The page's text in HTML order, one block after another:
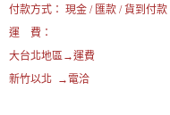
付款方式： 現金 / 匯款 / 貨到付款
運 費：
大台北地區→運費
新竹以北 →電洽